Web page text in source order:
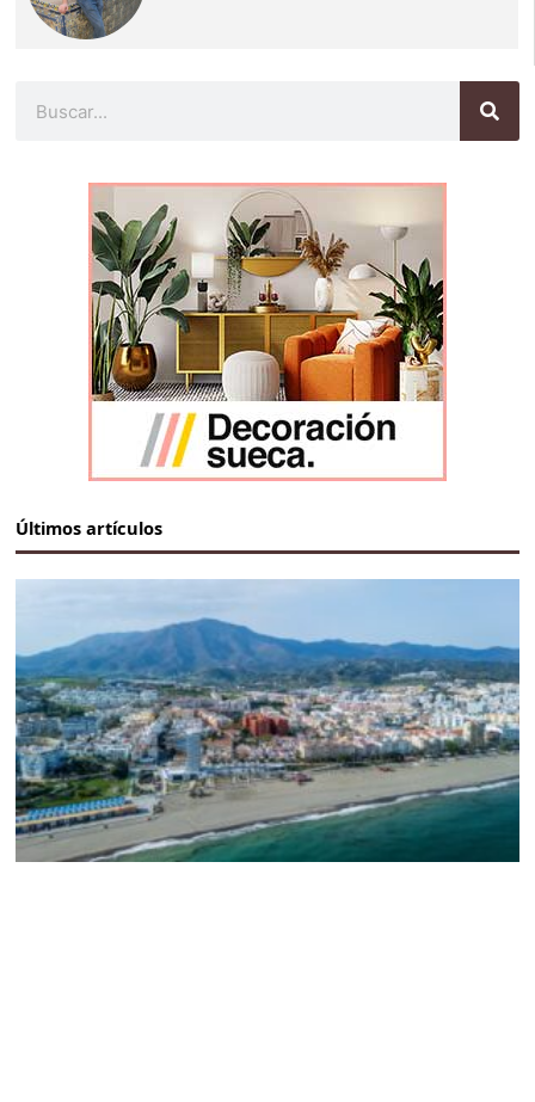
Últimos artículos